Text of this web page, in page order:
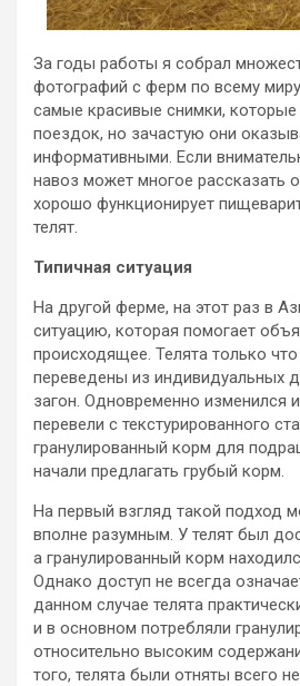
За годы работы я собрал
фотографий с ферм по всему
самые красивые снимки,
поездок, но зачастую они
информативными. Если
навоз может многое рассказать
хорошо функционирует
телят.
Типичная ситуация
На другой ферме, на этот раз в
ситуацию, которая помогает
происходящее. Телята только
переведены из индивидуальных
загон. Одновременно изменился
перевели с текстурированного
гранулированный корм для
начали предлагать грубый корм.
На первый взгляд такой подход
вполне разумным. У телят был
а гранулированный корм
Однако доступ не всегда
данном случае телята
и в основном потребляли
относительно высоким
того, телята были отняты всего